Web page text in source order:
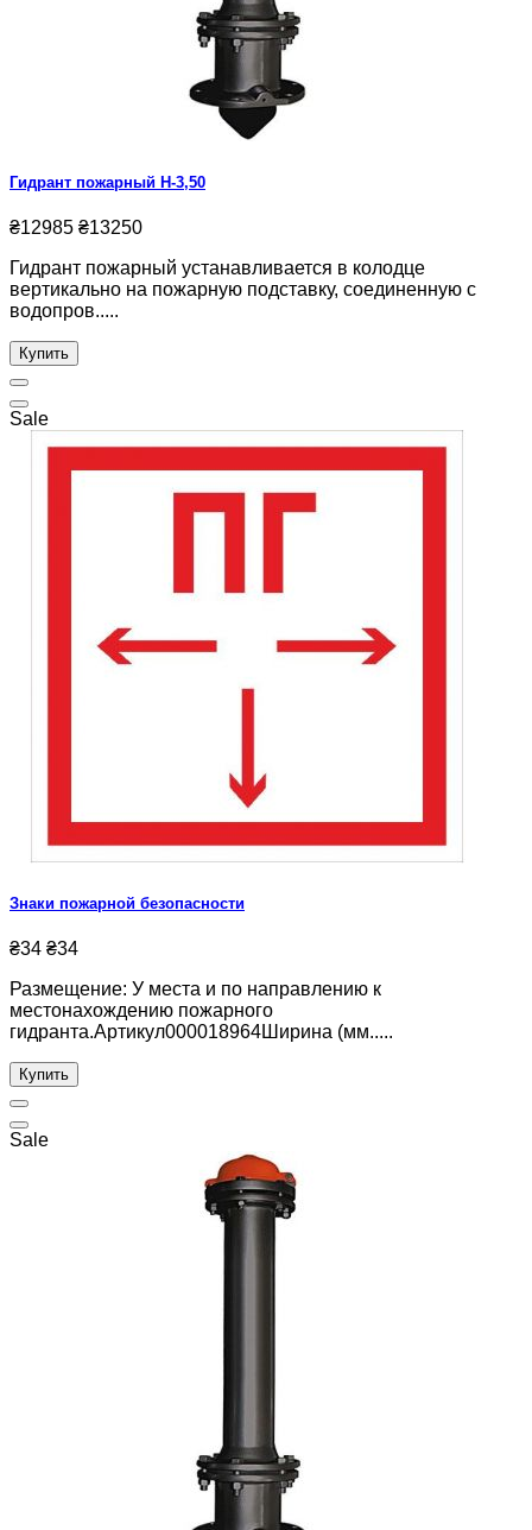
Гидрант пожарный Н-3,50
₴12985 ₴13250
Гидрант пожарный устанавливается в колодце
вертикально на пожарную подставку, соединенную с
водопров.....
Купить
Sale
Знаки пожарной безопасности
₴34 ₴34
Размещение: У места и по направлению к
местонахождению пожарного
гидранта.Артикул000018964Ширина (мм.....
Купить
Sale